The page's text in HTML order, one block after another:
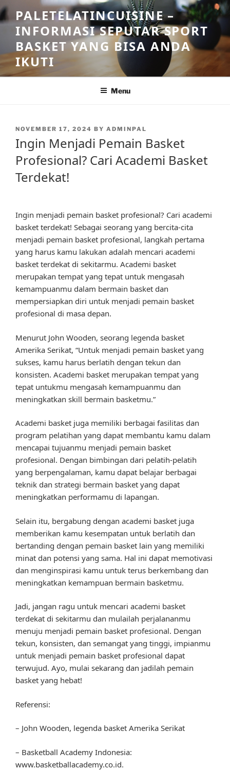
Skip
to
content
PALETELATINCUISINE –
INFORMASI SEPUTAR SPORT
BASKET YANG BISA ANDA
IKUTI
Menu
POSTED
NOVEMBER 17, 2024 BY ADMINPAL
Ingin Menjadi Pemain Basket
Profesional? Cari Academi Basket
Terdekat!
Ingin menjadi pemain basket profesional? Cari academi
basket terdekat! Sebagai seorang yang bercita-cita
menjadi pemain basket profesional, langkah pertama
yang harus kamu lakukan adalah mencari academi
basket terdekat di sekitarmu. Academi basket
merupakan tempat yang tepat untuk mengasah
kemampuanmu dalam bermain basket dan
mempersiapkan diri untuk menjadi pemain basket
profesional di masa depan.
Menurut John Wooden, seorang legenda basket
Amerika Serikat, “Untuk menjadi pemain basket yang
sukses, kamu harus berlatih dengan tekun dan
konsisten. Academi basket merupakan tempat yang
tepat untukmu mengasah kemampuanmu dan
meningkatkan skill bermain basketmu.”
Academi basket juga memiliki berbagai fasilitas dan
program pelatihan yang dapat membantu kamu dalam
mencapai tujuanmu menjadi pemain basket
profesional. Dengan bimbingan dari pelatih-pelatih
yang berpengalaman, kamu dapat belajar berbagai
teknik dan strategi bermain basket yang dapat
meningkatkan performamu di lapangan.
Selain itu, bergabung dengan academi basket juga
memberikan kamu kesempatan untuk berlatih dan
bertanding dengan pemain basket lain yang memiliki
minat dan potensi yang sama. Hal ini dapat memotivasi
dan menginspirasi kamu untuk terus berkembang dan
meningkatkan kemampuan bermain basketmu.
Jadi, jangan ragu untuk mencari academi basket
terdekat di sekitarmu dan mulailah perjalananmu
menuju menjadi pemain basket profesional. Dengan
tekun, konsisten, dan semangat yang tinggi, impianmu
untuk menjadi pemain basket profesional dapat
terwujud. Ayo, mulai sekarang dan jadilah pemain
basket yang hebat!
Referensi:
– John Wooden, legenda basket Amerika Serikat
– Basketball Academy Indonesia:
www.basketballacademy.co.id.